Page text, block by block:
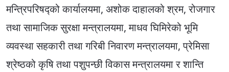
मन्त्रिपरिषद्को कार्यालयमा, अशोक दाहालको श्रम, रोजगार
तथा सामाजिक सुरक्षा मन्त्रालयमा, माधव घिमिरेको भूमि
व्यवस्था सहकारी तथा गरिबी निवारण मन्त्रालयमा, प्रेमिसा
श्रेष्ठको कृषि तथा पशुपन्छी विकास मन्त्रालयमा र शान्ति